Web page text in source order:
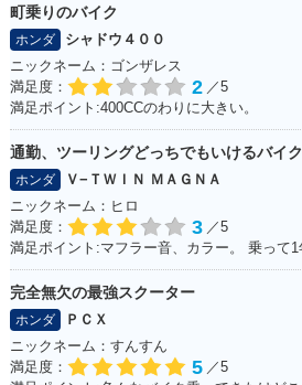
町乗りのバイク
ホンダ
シャドウ４００
ニックネーム：ゴンザレス
満足度：
2 ／5
満足ポイント:400CCのわりに大きい。
通勤、ツーリングどっちでもいけるバイク
ホンダ
Ｖ−ＴＷＩＮ ＭＡＧＮＡ
ニックネーム：ヒロ
満足度：
3 ／5
完全無欠の最強スクーター
ホンダ
ＰＣＸ
ニックネーム：すんすん
満足度：
5 ／5